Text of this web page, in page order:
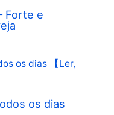
Forte e
os dias